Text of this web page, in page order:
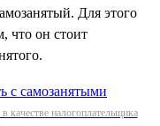
Для этого
что он стоит
качестве налогоплательщика